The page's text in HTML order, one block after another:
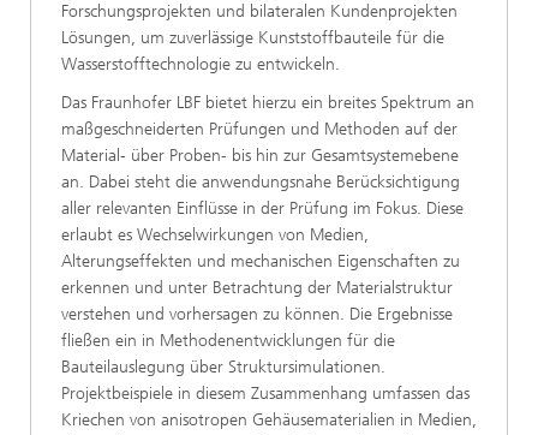
Forschungsprojekten und bilateralen Kundenprojekten
Lösungen, um zuverlässige Kunststoffbauteile für die
Wasserstofftechnologie zu entwickeln.
Das Fraunhofer LBF bietet hierzu ein breites Spektrum an
maßgeschneiderten Prüfungen und Methoden auf der
Material- über Proben- bis hin zur Gesamtsystemebene
an. Dabei steht die anwendungsnahe Berücksichtigung
aller relevanten Einflüsse in der Prüfung im Fokus. Diese
erlaubt es Wechselwirkungen von Medien,
Alterungseffekten und mechanischen Eigenschaften zu
erkennen und unter Betrachtung der Materialstruktur
verstehen und vorhersagen zu können. Die Ergebnisse
fließen ein in Methodenentwicklungen für die
Bauteilauslegung über Struktursimulationen.
Projektbeispiele in diesem Zusammenhang umfassen das
Kriechen von anisotropen Gehäusematerialien in Medien,